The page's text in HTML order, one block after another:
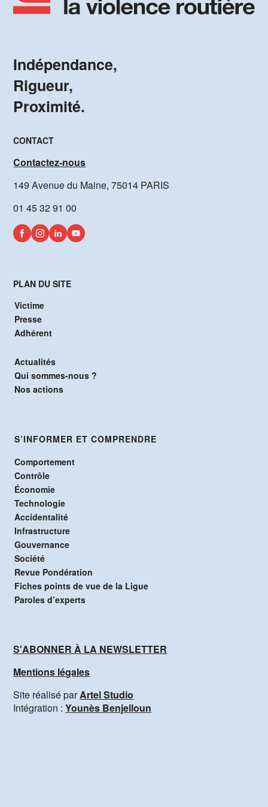
Indépendance,
Rigueur,
Proximité.
CONTACT
Contactez-nous
149 Avenue du Maine, 75014 PARIS
01 45 32 91 00
PLAN DU SITE
Victime
Presse
Adhérent
Actualités
Qui sommes-nous ?
Nos actions
S’INFORMER ET COMPRENDRE
Comportement
Contrôle
Économie
Technologie
Accidentalité
Infrastructure
Gouvernance
Société
Revue Pondération
Fiches points de vue de la Ligue
Paroles d’experts
S'ABONNER À LA NEWSLETTER
Mentions légales
Site réalisé parArtel Studio
Intégration :Younès Benjelloun